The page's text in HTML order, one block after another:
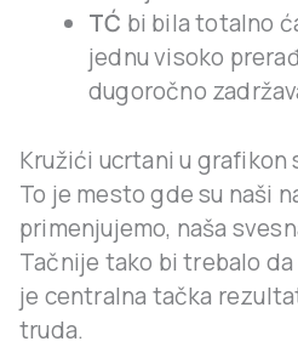
TĆ bi bila totalno
jednu visoko
dugoročno
Kružići ucrtani u grafikon
To je mesto gde su naši
primenjujemo, naša
Tačnije tako bi trebalo
je centralna tačka
truda.